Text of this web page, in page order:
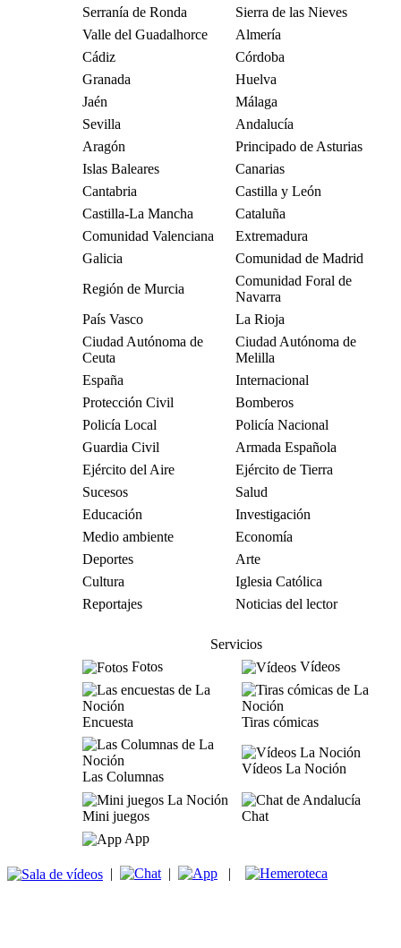
Serranía de Ronda
Sierra de las Nieves
Valle del Guadalhorce
Almería
Cádiz
Córdoba
Granada
Huelva
Jaén
Málaga
Sevilla
Andalucía
Aragón
Principado de Asturias
Islas Baleares
Canarias
Cantabria
Castilla y León
Castilla-La Mancha
Cataluña
Comunidad Valenciana
Extremadura
Galicia
Comunidad de Madrid
Región de Murcia
Comunidad Foral de
Navarra
País Vasco
La Rioja
Ciudad Autónoma de
Ceuta
Ciudad Autónoma de
Melilla
España
Internacional
Protección Civil
Bomberos
Policía Local
Policía Nacional
Guardia Civil
Armada Española
Ejército del Aire
Ejército de Tierra
Sucesos
Salud
Educación
Investigación
Medio ambiente
Economía
Deportes
Arte
Cultura
Iglesia Católica
Reportajes
Noticias del lector
Servicios
Fotos
Vídeos
Encuesta Tiras cómicas
Las Columnas
Vídeos La Noción
Mini juegos
Chat
App
| | |